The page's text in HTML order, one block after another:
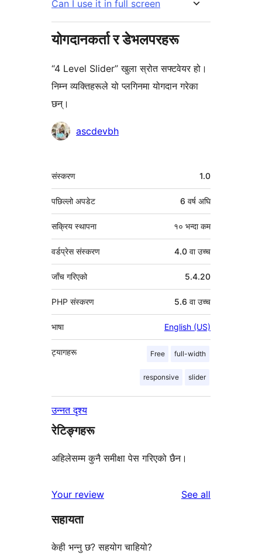
Can I use it in full screen
योगदानकर्ता र डेभलपरहरू
“4 Level Slider” खुला स्रोत सफ्टवेयर हो।
निम्न व्यक्तिहरूले यो प्लगिनमा योगदान गरेका
छन्।
योगदानकर्ताहरू
ascdevbh
मेटा
संस्करण 1.0
पछिल्लो अपडेट 6 वर्ष अघि
सक्रिय स्थापना १० भन्दा कम
वर्डप्रेस संस्करण 4.0 वा उच्च
जाँच गरिएको 5.4.20
PHP संस्करण 5.6 वा उच्च
भाषा English (US)
ट्यागहरू Free full-width
responsive slider
उन्नत दृश्य
रेटिङ्गहरू
अहिलेसम्म कुनै समीक्षा पेस गरिएको छैन।
Your review See all
सहायता
केही भन्नु छ? सहयोग चाहियो?